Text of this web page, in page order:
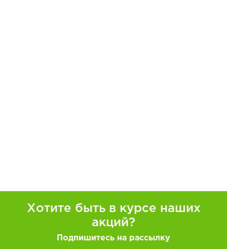
Хотите быть в курсе наших
акций?
Подпишитесь на рассылку